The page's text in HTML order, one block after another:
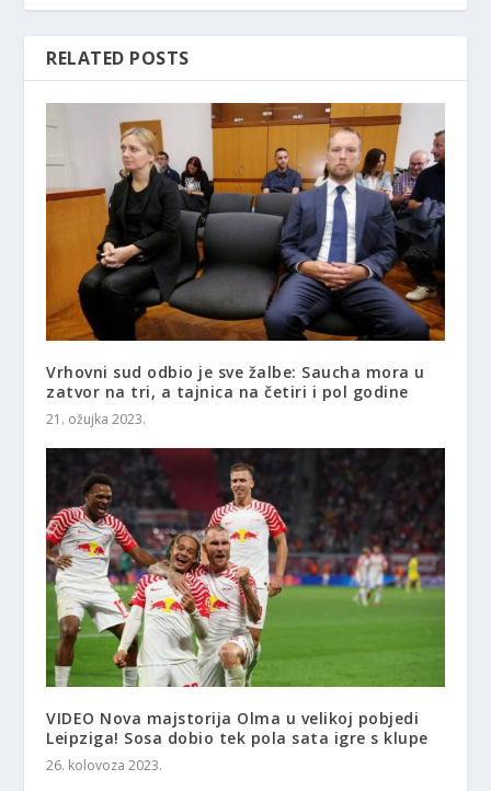
RELATED POSTS
Vrhovni sud odbio je sve žalbe: Saucha mora u
zatvor na tri, a tajnica na četiri i pol godine
21. ožujka 2023.
VIDEO Nova majstorija Olma u velikoj pobjedi
Leipziga! Sosa dobio tek pola sata igre s klupe
26. kolovoza 2023.